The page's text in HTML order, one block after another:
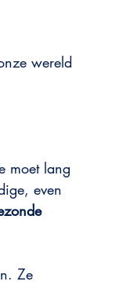
wereld
moet lang
even
Ze